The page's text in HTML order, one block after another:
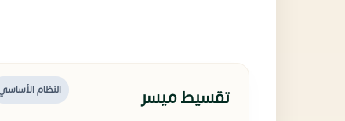
النظام تقسيط ميسر